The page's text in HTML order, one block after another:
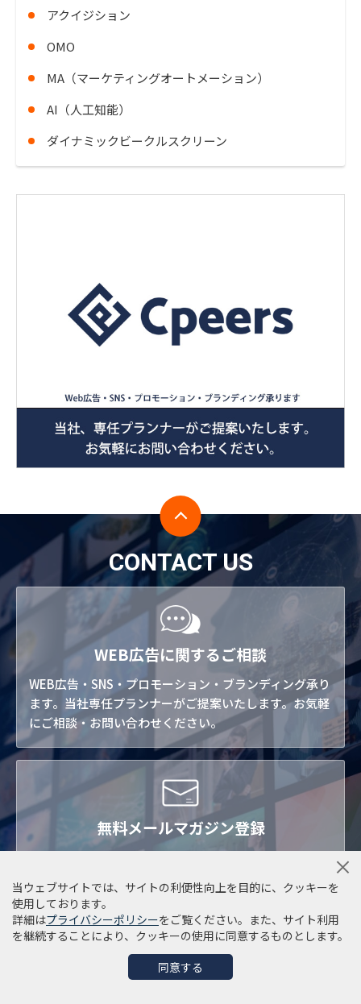
アクイジション
OMO
MA（マーケティングオートメーション）
AI（人工知能）
ダイナミックビークルスクリーン
CONTACT US
WEB広告に関するご相談
WEB広告・SNS・プロモーション・ブランディング承り
ます。当社専任プランナーがご提案いたします。お気軽
にご相談・お問い合わせください。
無料メールマガジン登録
WEB広告・マーケティング・プロモーションからSNS活
ち情報をお届けします。こちらより無料メルマガご登録
いただけます。
FOLLOW US
当ウェブサイトでは、サイトの利便性向上を目的に、クッキーを
使用しております。
詳細はプライバシーポリシーをご覧ください。また、サイト利用
を継続することにより、クッキーの使用に同意するものとします。
同意する